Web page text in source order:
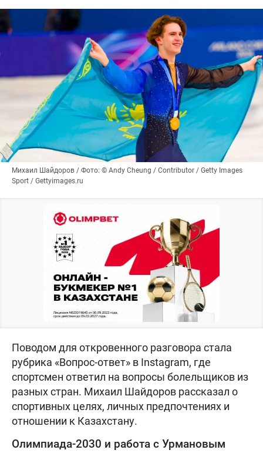
Михаил Шайдоров / Фото: © Andy Cheung / Contributor / Getty Images
Sport / Gettyimages.ru
Поводом для откровенного разговора стала
рубрика «Вопрос-ответ» в Instagram, где
спортсмен ответил на вопросы болельщиков из
разных стран. Михаил Шайдоров рассказал о
спортивных целях, личных предпочтениях и
отношении к Казахстану.
Олимпиада-2030 и работа с Урмановым